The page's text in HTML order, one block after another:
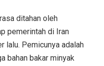
ditahan oleh
pemerintah di Iran
lalu. Pemicunya adalah
bahan bakar minyak